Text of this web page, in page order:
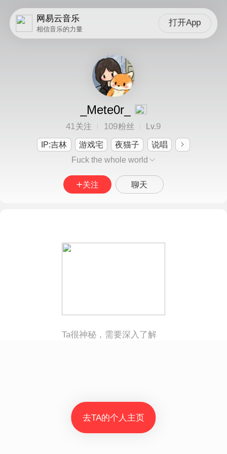
网易云音乐
相信音乐的力量
打开App
_Mete0r_
41关注 109粉丝 Lv.9
IP:吉林 游戏宅 夜猫子
说唱
Fuck the whole world
关注 聊天
Ta很神秘，需要深入了解
去TA的个人主页